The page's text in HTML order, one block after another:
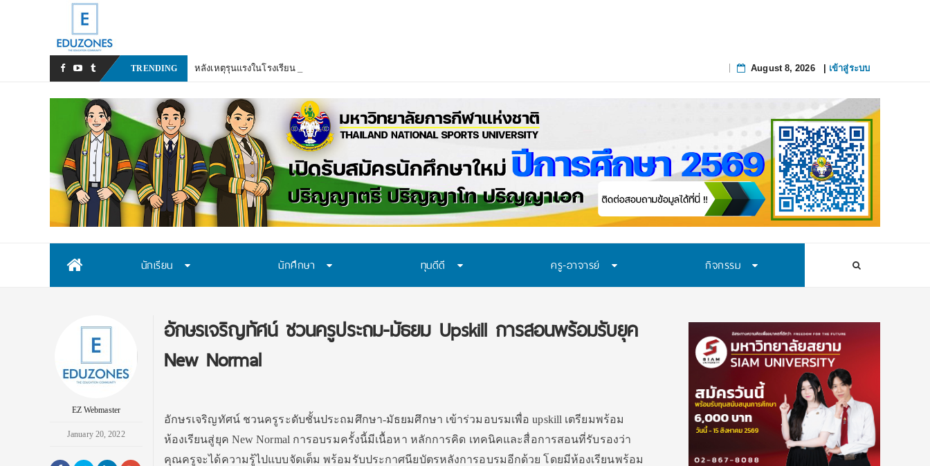
TRENDING
หลังเหตุรุนแรงในโรงเรียน เราควรเรียนรู้อะไร? 7 ระบบป้องกันที่โรงเรียนไทยควรมี
August 8, 2026| เข้าสู่ระบบ
นักเรียน นักศึกษา ทุนดีดี ครู-อาจารย์ กิจกรรม
EZ Webmaster
January 20, 2022
อักษรเจริญทัศน์ ชวนครูประถม-มัธยม Upskill การสอนพร้อมรับยุค
New Normal
อักษรเจริญทัศน์ ชวนครูระดับชั้นประถมศึกษา-มัธยมศึกษา เข้าร่วมอบรมเพื่อ upskill เตรียมพร้อม
ห้องเรียนสู่ยุค New Normal การอบรมครั้งนี้มีเนื้อหา หลักการคิด เทคนิคและสื่อการสอนที่รับรองว่า
คุณครูจะได้ความรู้ไปแบบจัดเต็ม พร้อมรับประกาศนียบัตรหลังการอบรมอีกด้วย โดยมีห้องเรียนพร้อม